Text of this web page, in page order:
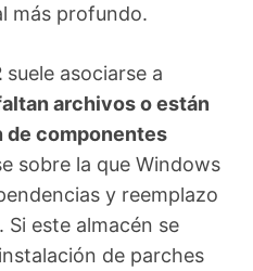
más profundo.
suele asociarse a
archivos o están
de componentes
sobre la que Windows
y reemplazo
Si este almacén se
de parches